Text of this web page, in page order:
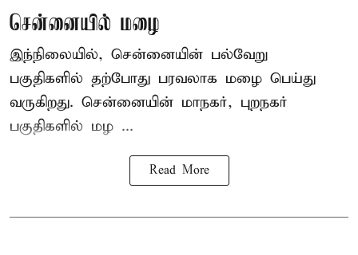
சென்னையில் மழை
இந்நிலையில், சென்னையின் பல்வேறு
பகுதிகளில் தற்போது பரவலாக மழை பெய்து
வருகிறது. சென்னையின் மாநகர், புறநகர்
பகுதிகளில் மழ ...
Read More